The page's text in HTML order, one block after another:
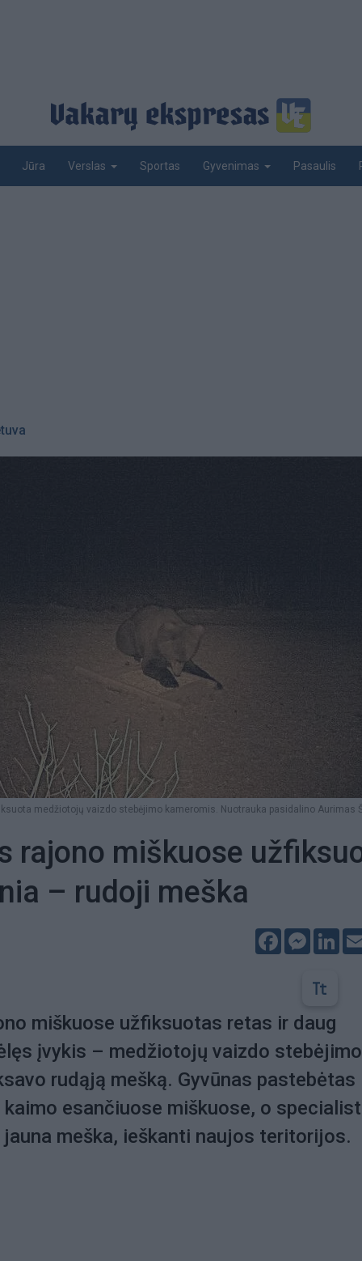
Jūra Verslas Sportas Gyvenimas Pasaulis
medžiotojų vaizdo stebėjimo kameromis. Nuotrauka pasidalino Aurimas
rajono miškuose
– rudoji meška
Facebook
miškuose užfiksuotas retas ir daug
įvykis – medžiotojų vaizdo stebėjimo
rudąją mešką. Gyvūnas pastebėtas
kaimo esančiuose miškuose, o
meška, ieškanti naujos teritorijos.